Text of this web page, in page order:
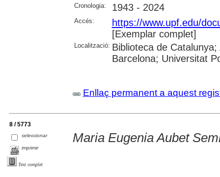
Cronologia: 1943 - 2024
Accés:
https://www.upf.edu/
[Exemplar complet]
Localització: Biblioteca de
Barcelona; Universitat
Enllaç permanent a aquest
8 / 5773
seleccionar
imprimir
Text complet
Maria Eugenia Aubet